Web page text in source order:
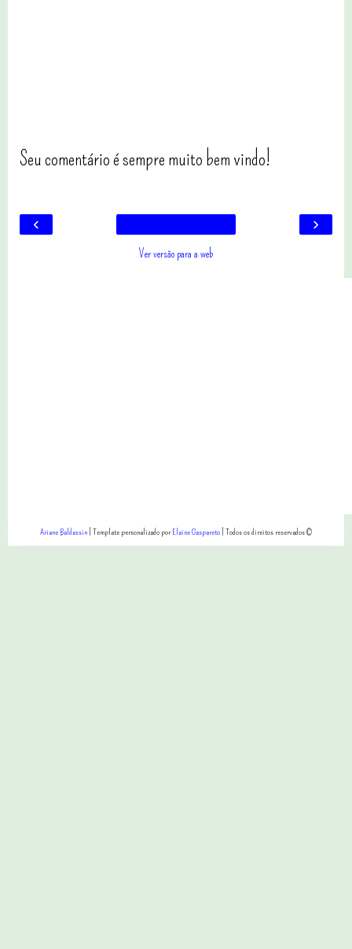
Seu comentário é sempre muito bem vindo!
‹ ›
Ver versão para a web
Ariane Baldassin| Template personalizado porElaine Gaspareto| Todos os direitos reservados ©